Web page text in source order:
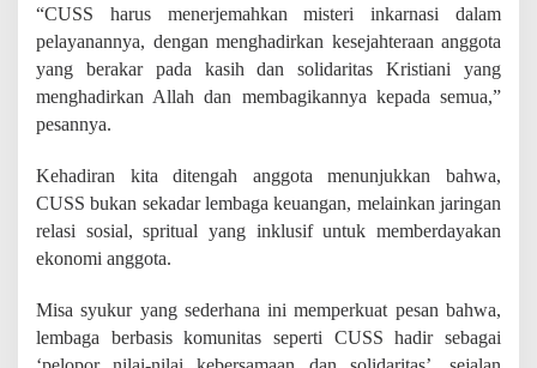
d
e
g
a
s
a
d
e
d
e
“CUSS harus menerjemahkan misteri inkarnasi dalam
pelayanannya, dengan menghadirkan kesejahteraan anggota
yang berakar pada kasih dan solidaritas Kristiani yang
menghadirkan Allah dan membagikannya kepada semua,”
pesannya.
Kehadiran kita ditengah anggota menunjukkan bahwa,
CUSS bukan sekadar lembaga keuangan, melainkan jaringan
relasi sosial, spritual yang inklusif untuk memberdayakan
ekonomi anggota.
Misa syukur yang sederhana ini memperkuat pesan bahwa,
lembaga berbasis komunitas seperti CUSS hadir sebagai